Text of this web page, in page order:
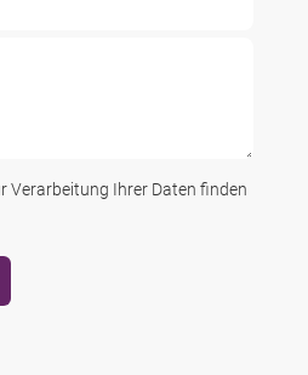
Verarbeitung Ihrer Daten finden